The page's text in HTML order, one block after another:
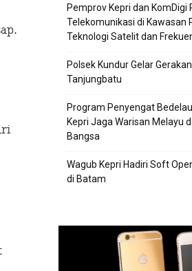
Pemprov Kepri dan
Telekomunikasi di Kawasan
Teknologi Satelit dan
Polsek Kundur Gelar
Tanjungbatu
Program Penyengat
Kepri Jaga Warisan Melayu
Bangsa
Wagub Kepri Hadiri Soft
di Batam